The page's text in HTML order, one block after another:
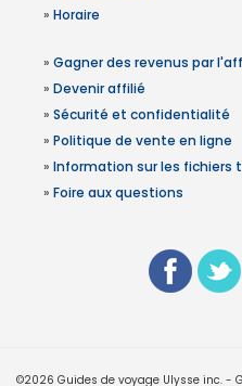
» Horaire
» Gagner des revenus par
» Devenir affilié
» Sécurité et confidentialité
» Politique de vente en ligne
» Information sur les fichiers
» Foire aux questions
©2026 Guides de voyage Ulysse inc. -